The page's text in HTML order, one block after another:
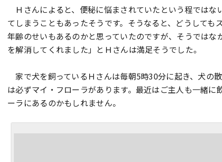
Ｈさんによると、便秘に悩まされていたという程では
てしまうこともあったそうです。そうなると、どうして
年齢のせいもあるのかと思っていたのですが、そうでは
を解消してくれました」とＨさんは満足そうでした。
家で犬を飼っているＨさんは毎朝5時30分に起き、犬の
は必ずマイ・フローラがあります。最近はご主人も一緒
ーラにあるのかもしれません。